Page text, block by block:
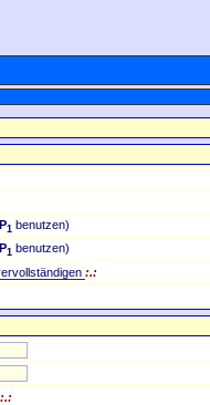
P1 benutzen)
P1 benutzen)
:.:
:.: